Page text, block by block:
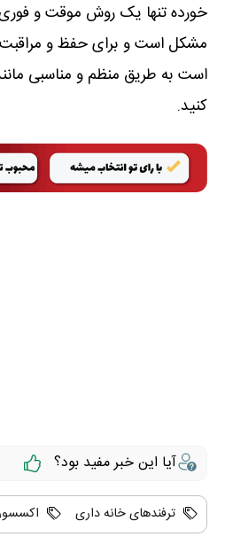
خورده تنها یک روش موقت و
مشکل است و برای حفظ و مراقبت
است به طریق منظم و مناسبی
کنید.
آیا این خبر مفید بود؟
ترفندهای خانه داری